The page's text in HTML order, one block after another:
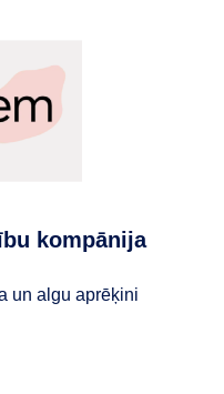
kompānija
un algu aprēķini